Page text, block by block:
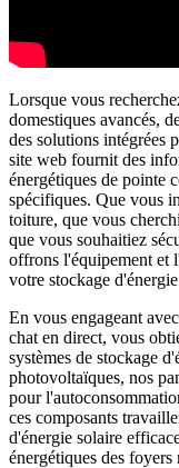
Lorsque vous
domestiques avancés,
des solutions intégrées
site web fournit des
énergétiques de pointe
spécifiques. Que vous
toiture, que vous
que vous souhaitiez
offrons l'équipement et
votre stockage
En vous engageant
chat en direct, vous
systèmes de stockage
photovoltaïques, nos
pour
ces composants
d'énergie solaire
énergétiques des foyers